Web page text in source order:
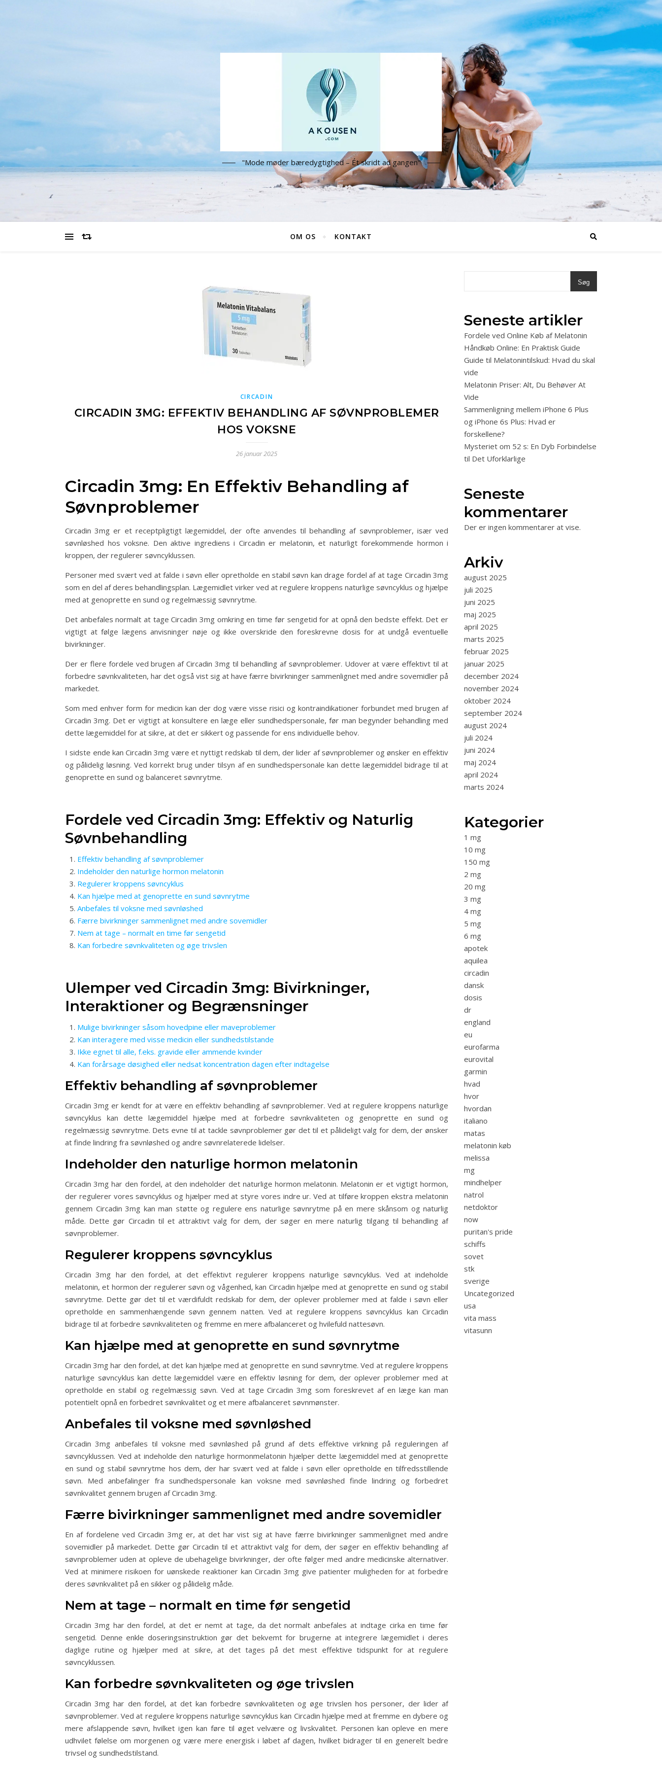
"Mode møder bæredygtighed – Ét skridt ad gangen"
OM OS KONTAKT
CIRCADIN
CIRCADIN 3MG: EFFEKTIV BEHANDLING AF SØVNPROBLEMER
HOS VOKSNE
26 januar 2025
Circadin 3mg: En Effektiv Behandling af
Søvnproblemer
Circadin 3mg er et receptpligtigt lægemiddel, der ofte anvendes til behandling af søvnproblemer, især ved
søvnløshed hos voksne. Den aktive ingrediens i Circadin er melatonin, et naturligt forekommende hormon i
kroppen, der regulerer søvncyklussen.
Personer med svært ved at falde i søvn eller opretholde en stabil søvn kan drage fordel af at tage Circadin 3mg
som en del af deres behandlingsplan. Lægemidlet virker ved at regulere kroppens naturlige søvncyklus og hjælpe
med at genoprette en sund og regelmæssig søvnrytme.
Det anbefales normalt at tage Circadin 3mg omkring en time før sengetid for at opnå den bedste effekt. Det er
vigtigt at følge lægens anvisninger nøje og ikke overskride den foreskrevne dosis for at undgå eventuelle
bivirkninger.
Der er flere fordele ved brugen af Circadin 3mg til behandling af søvnproblemer. Udover at være effektivt til at
forbedre søvnkvaliteten, har det også vist sig at have færre bivirkninger sammenlignet med andre sovemidler på
markedet.
Som med enhver form for medicin kan der dog være visse risici og kontraindikationer forbundet med brugen af
Circadin 3mg. Det er vigtigt at konsultere en læge eller sundhedspersonale, før man begynder behandling med
dette lægemiddel for at sikre, at det er sikkert og passende for ens individuelle behov.
I sidste ende kan Circadin 3mg være et nyttigt redskab til dem, der lider af søvnproblemer og ønsker en effektiv
og pålidelig løsning. Ved korrekt brug under tilsyn af en sundhedspersonale kan dette lægemiddel bidrage til at
genoprette en sund og balanceret søvnrytme.
Fordele ved Circadin 3mg: Effektiv og Naturlig
Søvnbehandling
Effektiv behandling af søvnproblemer
Indeholder den naturlige hormon melatonin
Regulerer kroppens søvncyklus
Kan hjælpe med at genoprette en sund søvnrytme
Anbefales til voksne med søvnløshed
Færre bivirkninger sammenlignet med andre sovemidler
Nem at tage – normalt en time før sengetid
Kan forbedre søvnkvaliteten og øge trivslen
Ulemper ved Circadin 3mg: Bivirkninger,
Interaktioner og Begrænsninger
Mulige bivirkninger såsom hovedpine eller maveproblemer
Kan interagere med visse medicin eller sundhedstilstande
Ikke egnet til alle, f.eks. gravide eller ammende kvinder
Kan forårsage døsighed eller nedsat koncentration dagen efter indtagelse
Effektiv behandling af søvnproblemer
Circadin 3mg er kendt for at være en effektiv behandling af søvnproblemer. Ved at regulere kroppens naturlige
søvncyklus kan dette lægemiddel hjælpe med at forbedre søvnkvaliteten og genoprette en sund og
regelmæssig søvnrytme. Dets evne til at tackle søvnproblemer gør det til et pålideligt valg for dem, der ønsker
at finde lindring fra søvnløshed og andre søvnrelaterede lidelser.
Indeholder den naturlige hormon melatonin
Circadin 3mg har den fordel, at den indeholder det naturlige hormon melatonin. Melatonin er et vigtigt hormon,
der regulerer vores søvncyklus og hjælper med at styre vores indre ur. Ved at tilføre kroppen ekstra melatonin
gennem Circadin 3mg kan man støtte og regulere ens naturlige søvnrytme på en mere skånsom og naturlig
måde. Dette gør Circadin til et attraktivt valg for dem, der søger en mere naturlig tilgang til behandling af
søvnproblemer.
Regulerer kroppens søvncyklus
Circadin 3mg har den fordel, at det effektivt regulerer kroppens naturlige søvncyklus. Ved at indeholde
melatonin, et hormon der regulerer søvn og vågenhed, kan Circadin hjælpe med at genoprette en sund og stabil
søvnrytme. Dette gør det til et værdifuldt redskab for dem, der oplever problemer med at falde i søvn eller
opretholde en sammenhængende søvn gennem natten. Ved at regulere kroppens søvncyklus kan Circadin
bidrage til at forbedre søvnkvaliteten og fremme en mere afbalanceret og hvilefuld nattesøvn.
Kan hjælpe med at genoprette en sund søvnrytme
Circadin 3mg har den fordel, at det kan hjælpe med at genoprette en sund søvnrytme. Ved at regulere kroppens
naturlige søvncyklus kan dette lægemiddel være en effektiv løsning for dem, der oplever problemer med at
opretholde en stabil og regelmæssig søvn. Ved at tage Circadin 3mg som foreskrevet af en læge kan man
potentielt opnå en forbedret søvnkvalitet og et mere afbalanceret søvnmønster.
Anbefales til voksne med søvnløshed
Circadin 3mg anbefales til voksne med søvnløshed på grund af dets effektive virkning på reguleringen af
søvncyklussen. Ved at indeholde den naturlige hormonmelatonin hjælper dette lægemiddel med at genoprette
en sund og stabil søvnrytme hos dem, der har svært ved at falde i søvn eller opretholde en tilfredsstillende
søvn. Med anbefalinger fra sundhedspersonale kan voksne med søvnløshed finde lindring og forbedret
søvnkvalitet gennem brugen af Circadin 3mg.
Færre bivirkninger sammenlignet med andre sovemidler
En af fordelene ved Circadin 3mg er, at det har vist sig at have færre bivirkninger sammenlignet med andre
sovemidler på markedet. Dette gør Circadin til et attraktivt valg for dem, der søger en effektiv behandling af
søvnproblemer uden at opleve de ubehagelige bivirkninger, der ofte følger med andre medicinske alternativer.
Ved at minimere risikoen for uønskede reaktioner kan Circadin 3mg give patienter muligheden for at forbedre
deres søvnkvalitet på en sikker og pålidelig måde.
Nem at tage – normalt en time før sengetid
Circadin 3mg har den fordel, at det er nemt at tage, da det normalt anbefales at indtage cirka en time før
sengetid. Denne enkle doseringsinstruktion gør det bekvemt for brugerne at integrere lægemidlet i deres
daglige rutine og hjælper med at sikre, at det tages på det mest effektive tidspunkt for at regulere
søvncyklussen.
Kan forbedre søvnkvaliteten og øge trivslen
Circadin 3mg har den fordel, at det kan forbedre søvnkvaliteten og øge trivslen hos personer, der lider af
søvnproblemer. Ved at regulere kroppens naturlige søvncyklus kan Circadin hjælpe med at fremme en dybere og
mere afslappende søvn, hvilket igen kan føre til øget velvære og livskvalitet. Personen kan opleve en mere
udhvilet følelse om morgenen og være mere energisk i løbet af dagen, hvilket bidrager til en generelt bedre
trivsel og sundhedstilstand.
Søg
Seneste artikler
Fordele ved Online Køb af Melatonin
Håndkøb Online: En Praktisk Guide
Guide til Melatonintilskud: Hvad du skal
vide
Melatonin Priser: Alt, Du Behøver At
Vide
Sammenligning mellem iPhone 6 Plus
og iPhone 6s Plus: Hvad er
forskellene?
Mysteriet om 52 s: En Dyb Forbindelse
til Det Uforklarlige
Seneste
kommentarer
Der er ingen kommentarer at vise.
Arkiv
august 2025
juli 2025
juni 2025
maj 2025
april 2025
marts 2025
februar 2025
januar 2025
december 2024
november 2024
oktober 2024
september 2024
august 2024
juli 2024
juni 2024
maj 2024
april 2024
marts 2024
Kategorier
1 mg
10 mg
150 mg
2 mg
20 mg
3 mg
4 mg
5 mg
6 mg
apotek
aquilea
circadin
dansk
dosis
dr
england
eu
eurofarma
eurovital
garmin
hvad
hvor
hvordan
italiano
matas
melatonin køb
melissa
mg
mindhelper
natrol
netdoktor
now
puritan's pride
schiffs
sovet
stk
sverige
Uncategorized
usa
vita mass
vitasunn